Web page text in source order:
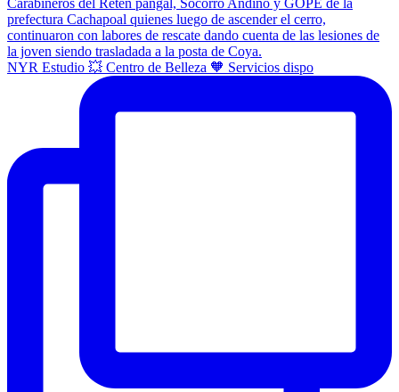
NYR Estudio 💥 Centro de Belleza 🧡 Servicios dispo